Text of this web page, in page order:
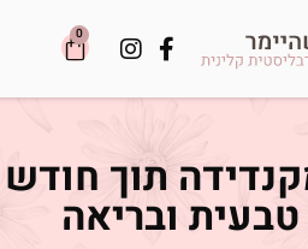
תוך חודש
ובריאה